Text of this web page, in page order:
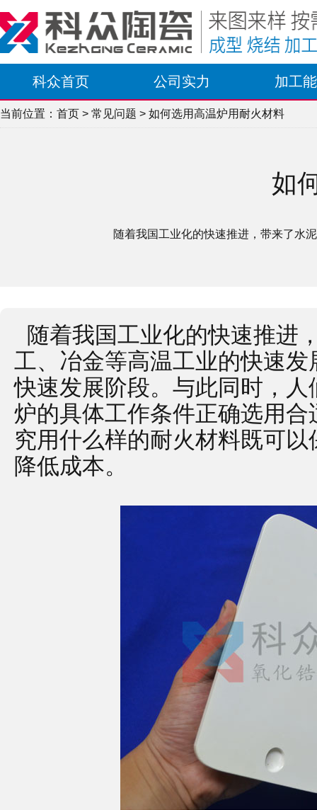
科众首页 公司实力 加工
当前位置： 首页 > 常见问题 > 如何选用高温炉用耐火材料
如
随着我国工业化的快速推进，带来了水
随着我国工业化的快速推进
工、冶金等高温工业的快速
快速发展阶段。与此同时，
炉的具体工作条件正确选用
究用什么样的耐火材料既可
降低成本。